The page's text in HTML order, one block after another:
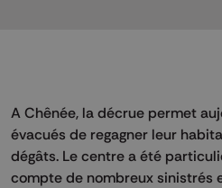
A Chênée, la décrue permet
évacués de regagner leur
dégâts. Le centre a été
compte de nombreux sinistrés